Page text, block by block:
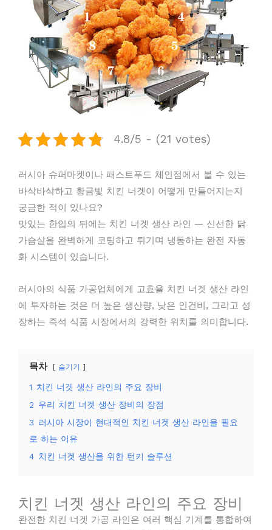
4.8/5 - (21 votes)
러시아 슈퍼마켓이나 패스트푸드 체인점에서 볼 수 있는
바삭바삭하고 황금빛 치킨 너겟이 어떻게 만들어지는지
궁금한 적이 있나요?
맛있는 한입의 뒤에는 치킨 너겟 생산 라인 — 신선한 닭
가슴살을 완벽하게 코팅하고 튀기며 냉동하는 완전 자동
화 시스템이 있습니다.
러시아의 식품 가공업체에게 고효율 치킨 너겟 생산 라인
에 투자하는 것은 더 높은 생산량, 낮은 인건비, 그리고 성
장하는 즉석 식품 시장에서의 강력한 위치를 의미합니다.
목차 숨기기
1 치킨 너겟 생산 라인의 주요 장비
2 우리 치킨 너겟 생산 장비의 장점
3 러시아 시장이 현대적인 치킨 너겟 생산 라인을 필요
로 하는 이유
4 치킨 너겟 생산을 위한 턴키 솔루션
치킨 너겟 생산 라인의 주요 장비
완전한 치킨 너겟 가공 라인은 여러 핵심 기계를 통합하여